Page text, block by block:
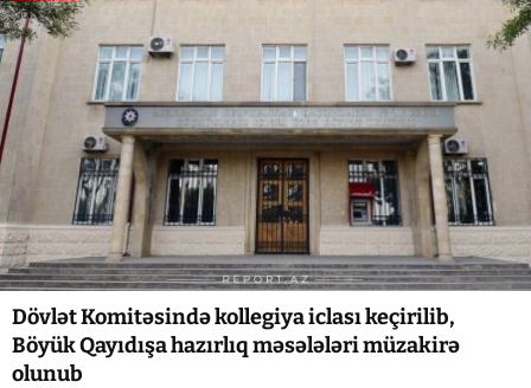
Dövlət Komitəsində kollegiya iclası keçirilib,
Böyük Qayıdışa hazırlıq məsələləri müzakirə
olunub